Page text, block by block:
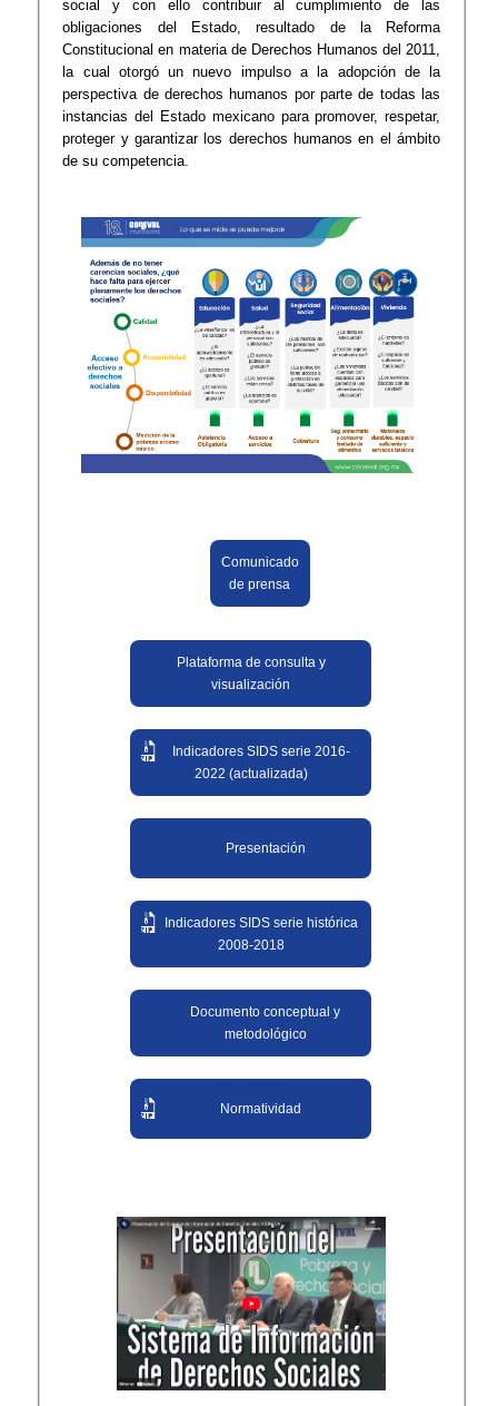
social y con ello contribuir al cumplimiento de las
obligaciones del Estado, resultado de la Reforma
Constitucional en materia de Derechos Humanos del 2011,
la cual otorgó un nuevo impulso a la adopción de la
perspectiva de derechos humanos por parte de todas las
instancias del Estado mexicano para promover, respetar,
proteger y garantizar los derechos humanos en el ámbito
de su competencia.
Comunicado
de prensa
Plataforma de consulta y
visualización
Indicadores SIDS serie 2016-
2022 (actualizada)
Presentación
Indicadores SIDS serie histórica
2008-2018
Documento conceptual y
metodológico
Normatividad